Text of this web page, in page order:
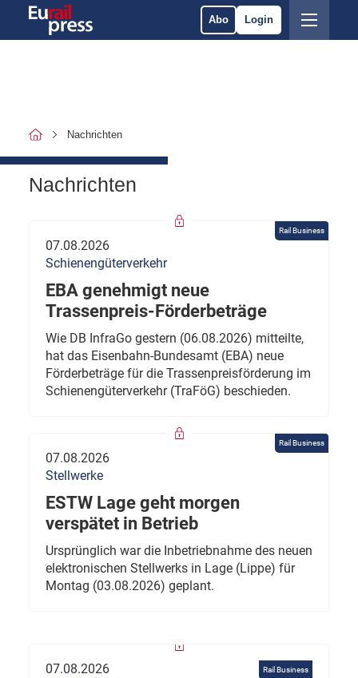
Abo Login
Nachrichten
Nachrichten
Rail Business
07.08.2026
Schienengüterverkehr
EBA genehmigt neue
Trassenpreis-Förderbeträge
Wie DB InfraGo gestern (06.08.2026) mitteilte,
hat das Eisenbahn-Bundesamt (EBA) neue
Förderbeträge für die Trassenpreisförderung im
Schienengüterverkehr (TraFöG) beschieden.
Rail Business
07.08.2026
Stellwerke
ESTW Lage geht morgen
verspätet in Betrieb
Ursprünglich war die Inbetriebnahme des neuen
elektronischen Stellwerks in Lage (Lippe) für
Montag (03.08.2026) geplant.
Rail Business
07.08.2026